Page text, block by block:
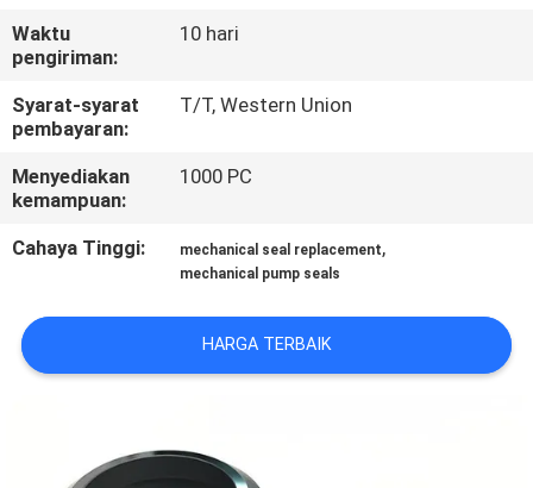
KUALITAS
HUBUNGI
KAMI
BERITA
PERMINTAAN
PENAWARAN
Waktu
pengiriman:
10 hari
Syarat-syarat
pembayaran:
T/T, Western Union
Menyediakan
kemampuan:
1000 PC
Cahaya Tinggi: mechanical seal replacement,
mechanical pump seals
HARGA TERBAIK